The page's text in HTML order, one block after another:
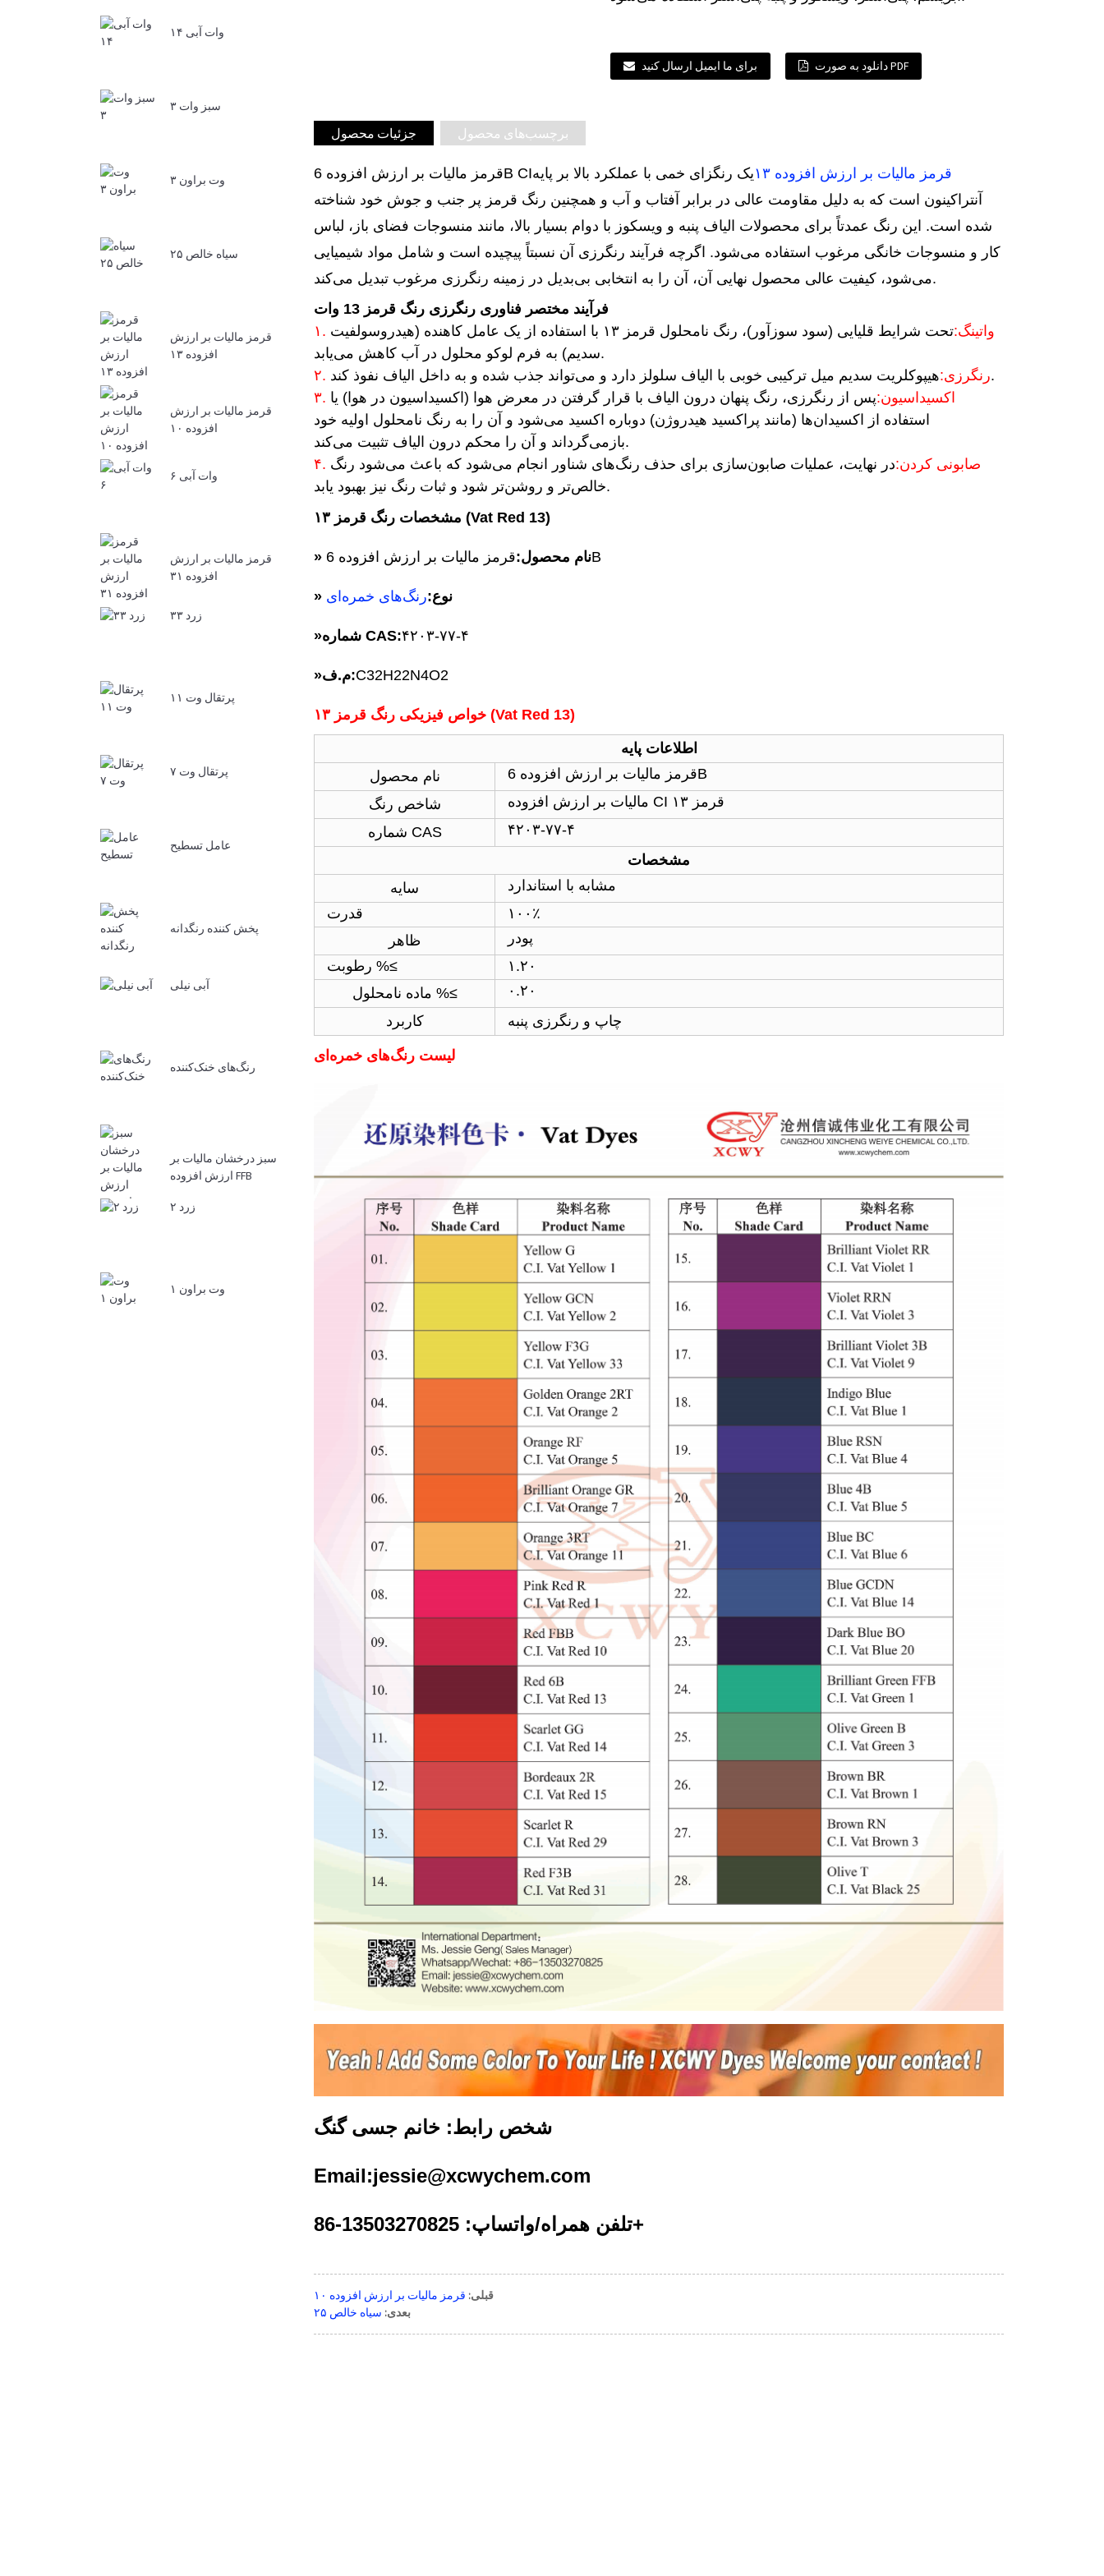
وات آبی ۱۴
سبز وات ۳
وت براون ۳
سیاه خالص ۲۵
قرمز مالیات بر ارزش
افزوده ۱۳
قرمز مالیات بر ارزش
افزوده ۱۰
وات آبی ۶
قرمز مالیات بر ارزش
افزوده ۳۱
زرد ۳۳
پرتقال وت ۱۱
پرتقال وت ۷
عامل تسطیح
پخش کننده رنگدانه
آبی نیلی
رنگ‌های خنک‌کننده
سبز درخشان مالیات بر
ارزش افزوده FFB
زرد ۲
وت براون ۱
برای ما ایمیل ارسال کنید دانلود به صورت PDF
جزئیات محصول برچسب‌های محصول
قرمز مالیات بر ارزش افزوده 6B CI قرمز مالیات بر ارزش افزوده ۱۳
یک رنگزای خمی با عملکرد بالا بر پایه
آنتراکینون است که به دلیل مقاومت عالی در برابر آفتاب و آب و همچنین رنگ قرمز پر جنب و جوش خود شناخته
شده است. این رنگ عمدتاً برای محصولات الیاف پنبه و ویسکوز با دوام بسیار بالا، مانند منسوجات فضای باز، لباس
کار و منسوجات خانگی مرغوب استفاده می‌شود. اگرچه فرآیند رنگرزی آن نسبتاً پیچیده است و شامل مواد شیمیایی
می‌شود، کیفیت عالی محصول نهایی آن، آن را به انتخابی بی‌بدیل در زمینه رنگرزی مرغوب تبدیل می‌کند.
فرآیند مختصر فناوری رنگرزی رنگ قرمز 13 وات
۱. واتینگ:
تحت شرایط قلیایی (سود سوزآور)، رنگ نامحلول قرمز ۱۳ با استفاده از یک عامل کاهنده (هیدروسولفیت
سدیم) به فرم لوکو محلول در آب کاهش می‌یابد.
۲. رنگرزی:هیپوکلریت سدیم میل ترکیبی خوبی با الیاف سلولز دارد و می‌تواند جذب شده و به داخل الیاف نفوذ کند.
۳. اکسیداسیون:پس از رنگرزی، رنگ پنهان درون الیاف با قرار گرفتن در معرض هوا (اکسیداسیون در هوا) یا
استفاده از اکسیدان‌ها (مانند پراکسید هیدروژن) دوباره اکسید می‌شود و آن را به رنگ نامحلول اولیه خود
بازمی‌گرداند و آن را محکم درون الیاف تثبیت می‌کند.
۴. صابونی کردن:در نهایت، عملیات صابون‌سازی برای حذف رنگ‌های شناور انجام می‌شود که باعث می‌شود رنگ
خالص‌تر و روشن‌تر شود و ثبات رنگ نیز بهبود یابد.
مشخصات رنگ قرمز ۱۳ (Vat Red 13)
» نام محصول:قرمز مالیات بر ارزش افزوده 6B
» نوع:رنگ‌های خمره‌ای
» شماره CAS:۴۲۰۳-۷۷-۴
» م.ف:C32H22N4O2
خواص فیزیکی رنگ قرمز ۱۳ (Vat Red 13)
اطلاعات پایه
نام محصول
قرمز مالیات بر ارزش افزوده 6B
شاخص رنگ
مالیات بر ارزش افزوده CI قرمز ۱۳
شماره CAS
۴۲۰۳-۷۷-۴
مشخصات
سایه
مشابه با استاندارد
قدرت
۱۰۰٪
ظاهر
پودر
رطوبت %≤
۱.۲۰
ماده نامحلول %≤
۰.۲۰
کاربرد
چاپ و رنگرزی پنبه
لیست رنگ‌های خمره‌ای
شخص رابط: خانم جسی گنگ
Email:jessie@xcwychem.com
تلفن همراه/واتساپ: 13503270825-86+
قبلی: قرمز مالیات بر ارزش افزوده ۱۰
بعدی: سیاه خالص ۲۵